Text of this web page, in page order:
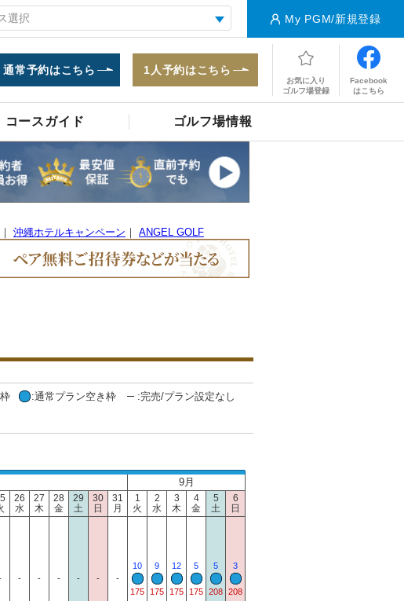
My PGM/新規登録
通常予約はこちら 1人予約はこちら
お気に入り
ゴルフ場登録
Facebook
はこちら
コースガイド ゴルフ場情報
｜ 沖縄ホテルキャンペーン ｜ ANGEL GOLF